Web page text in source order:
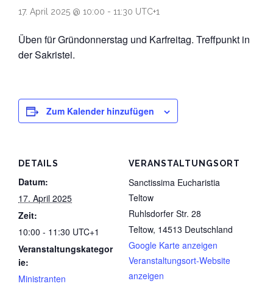
17. April 2025 @ 10:00 - 11:30 UTC+1
Üben für Gründonnerstag und Karfreitag. Treffpunkt in
der Sakristei.
Zum Kalender hinzufügen
DETAILS
Datum:
17. April 2025
Zeit:
10:00 - 11:30 UTC+1
Veranstaltungskategor
ie:
Ministranten
VERANSTALTUNGSORT
Sanctissima Eucharistia
Teltow
Ruhlsdorfer Str. 28
Teltow, 14513 Deutschland
Google Karte anzeigen
Veranstaltungsort-Website
anzeigen